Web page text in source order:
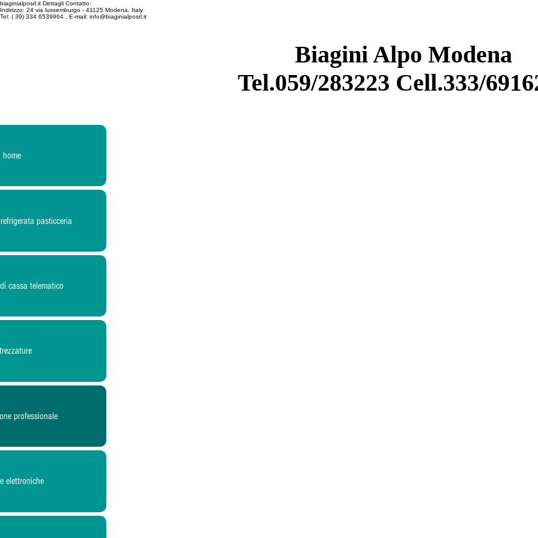
biaginialposrl.it Dettagli Contatto:
Indirizzo: 24 via lussemburgo - 41125 Modena, Italy
Tel: ( 39) 334 6539964 , E-mail: info@biaginialposrl.it
Biagini Alpo Modena
Tel.059/283223 Cell.333/
home
pasticceria
cassa telematico
professionale
elettroniche